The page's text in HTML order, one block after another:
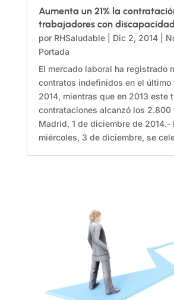
Aumenta un 21% la
trabajadores con discapacidad
por RHSaludable| Dic 2, 2014|
Portada
El mercado laboral ha registrado
contratos indefinidos en el último
2014, mientras que en 2013 este
contrataciones alcanzó los 2.800
Madrid, 1 de diciembre de 2014.-
miércoles, 3 de diciembre, se